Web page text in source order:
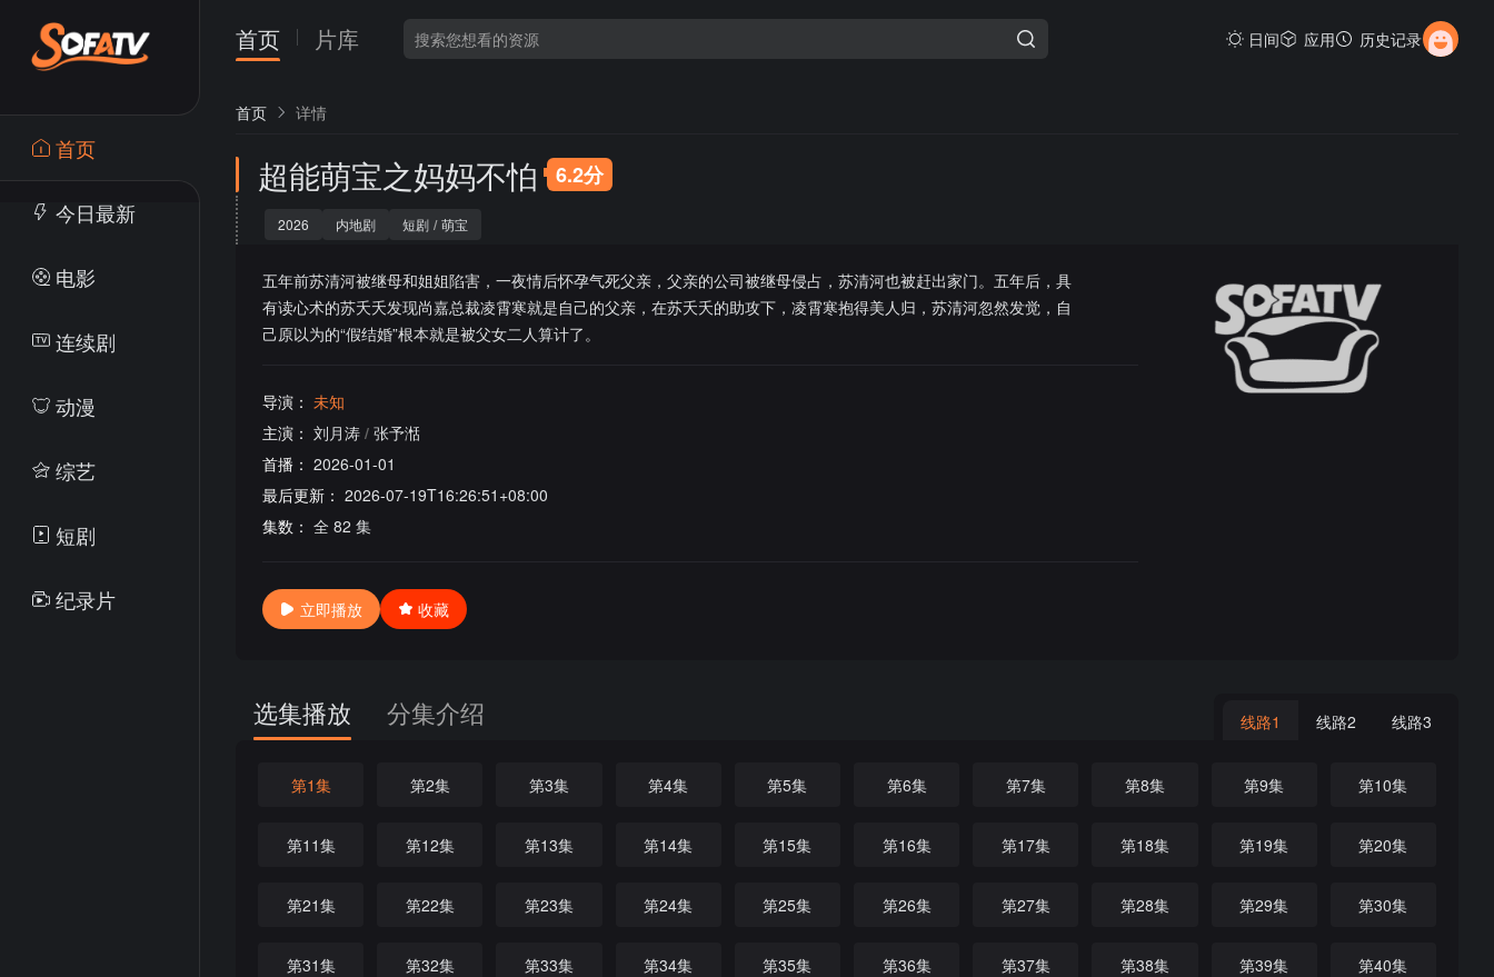
首页
今日最新
电影
连续剧
动漫
综艺
短剧
纪录片
首页 片库 日间 应用 历史记录
首页 详情
超能萌宝之妈妈不怕 6.2分
2026 内地剧 短剧 / 萌宝
五年前苏清河被继母和姐姐陷害，一夜情后怀孕气死父亲，父亲的公司被继母侵占，苏清河也被赶出家门。五年后，具
有读心术的苏夭夭发现尚嘉总裁凌霄寒就是自己的父亲，在苏夭夭的助攻下，凌霄寒抱得美人归，苏清河忽然发觉，自
己原以为的“假结婚”根本就是被父女二人算计了。
导演： 未知
主演： 刘月涛 / 张予湉
首播： 2026-01-01
最后更新： 2026-07-19T16:26:51+08:00
集数： 全 82 集
立即播放 收藏
选集播放 分集介绍 线路1 线路2 线路3
第1集 第2集 第3集 第4集 第5集 第6集 第7集 第8集 第9集 第10集
第11集 第12集 第13集 第14集 第15集 第16集 第17集 第18集 第19集 第20集
第21集 第22集 第23集 第24集 第25集 第26集 第27集 第28集 第29集 第30集
第31集 第32集 第33集 第34集 第35集 第36集 第37集 第38集 第39集 第40集